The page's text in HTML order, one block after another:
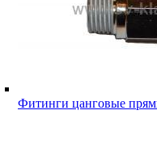
Фитинги цанговые